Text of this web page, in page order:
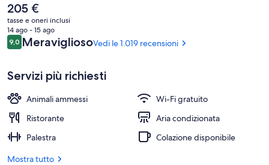
Terrazza panoramica
Il
prezzo
attuale
è
205 €
205 €
tasse e oneri inclusi
14 ago - 15 ago
Recensioni
9,09,0 su 10
MeravigliosoVedi le 1.019 recensioni
Servizi più richiesti
Animali ammessi
Wi-Fi gratuito
Ristorante
Aria condizionata
Palestra
Colazione disponibile
Mostra tutto